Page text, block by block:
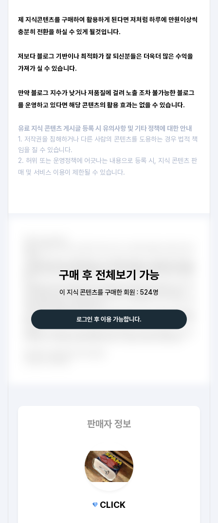
판매자 정보
CLICK
제 지식콘텐츠를 구매하여 활용하게 된다면 저처럼 하루에 만원이상씩
충분히 전환을 하실 수 있게 될것입니다.
저보다 블로그 기반이나 최적화가 잘 되신분들은 더욱더 많은 수익을
가져가 실 수 있습니다.
만약 블로그 지수가 낮거나 저품질에 걸려 노출 조차 불가능한 블로그
를 운영하고 있다면 해당 콘텐츠의 활용 효과는 없을 수 있습니다.
유료 지식 콘텐츠 게시글 등록 시 유의사항 및 기타 정책에 대한 안내
1. 저작권을 침해하거나 다른 사람의 콘텐츠를 도용하는 경우 법적 책
임을 질 수 있습니다.
2. 허위 또는 운영정책에 어긋나는 내용으로 등록 시, 지식 콘텐츠 판
매 및 서비스 이용이 제한될 수 있습니다.
구매 후 전체보기 가능
이 지식 콘텐츠를 구매한 회원 : 524명
로그인 후 이용 가능합니다.